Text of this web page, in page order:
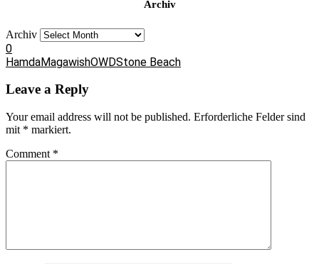
Archiv
Archiv
0
HamdaMagawishOWDStone Beach
Leave a Reply
Your email address will not be published. Erforderliche Felder sind
mit * markiert.
Comment *